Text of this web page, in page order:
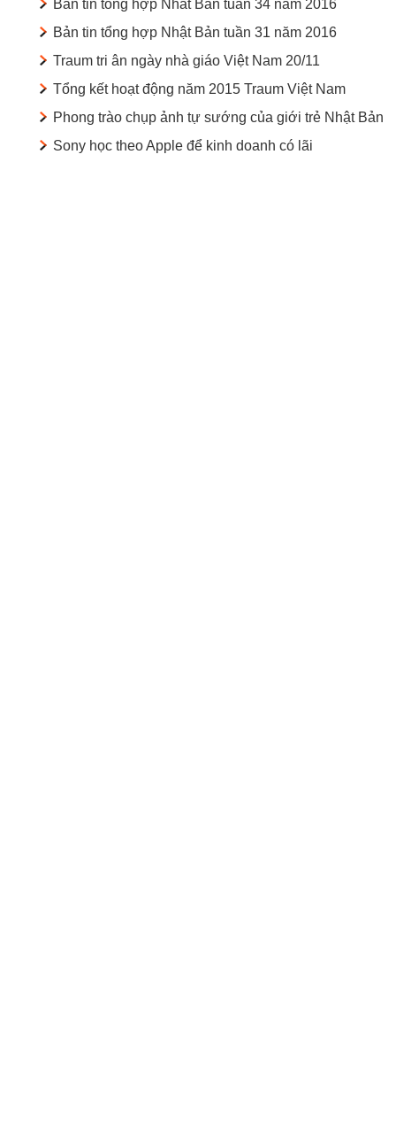
Bản tin tổng hợp Nhât Bản tuần 34 năm 2016
Bản tin tổng hợp Nhật Bản tuần 31 năm 2016
Traum tri ân ngày nhà giáo Việt Nam 20/11
Tổng kết hoạt động năm 2015 Traum Việt Nam
Phong trào chụp ảnh tự sướng của giới trẻ Nhật Bản
Sony học theo Apple để kinh doanh có lãi